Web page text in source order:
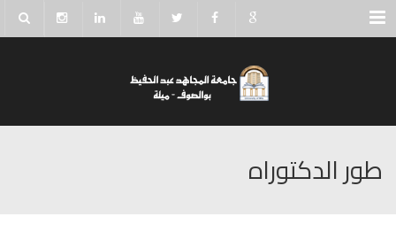
Menu
طور الدكتوراه